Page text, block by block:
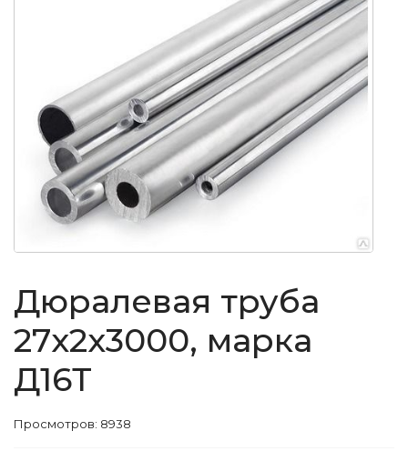
Дюралевая труба
27x2x3000, марка
Д16Т
Просмотров: 8938